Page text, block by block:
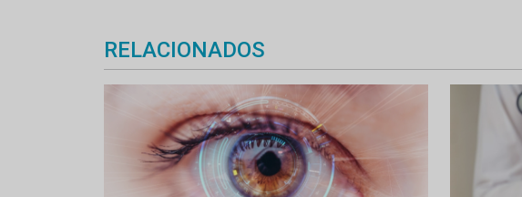
RELACIONADOS